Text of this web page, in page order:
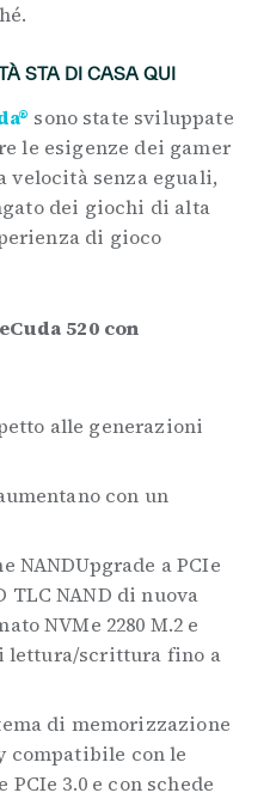
STA DI CASA QUI
sono state sviluppate
le esigenze dei gamer
senza eguali,
dei giochi di alta
di gioco
520 con
alle generazioni
con un
NANDUpgrade a PCIe
TLC NAND di nuova
NVMe 2280 M.2 e
lettura/scrittura fino a
di memorizzazione
compatibile con le
3.0 e con schede